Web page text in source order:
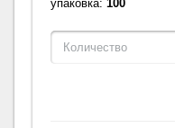
упаковка:100